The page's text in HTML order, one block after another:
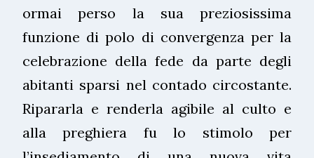
ormai perso la sua preziosissima
funzione di polo di convergenza per la
celebrazione della fede da parte degli
abitanti sparsi nel contado circostante.
Ripararla e renderla agibile al culto e
alla preghiera fu lo stimolo per